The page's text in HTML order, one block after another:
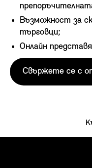
Възможност за
търговци;
Онлайн
Свържете се с